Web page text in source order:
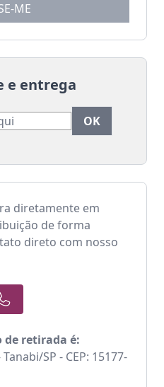
ME
e entrega
diretamente em
de forma
direto com nosso
de retirada é:
SP - CEP: 15177-